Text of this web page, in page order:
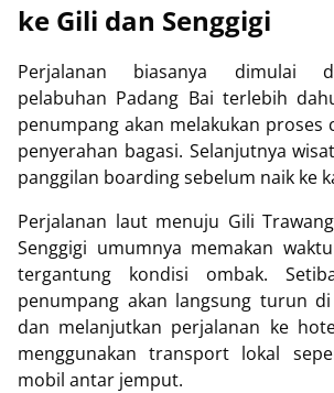
ke Gili dan Senggigi
Perjalanan biasanya dimulai
pelabuhan Padang Bai terlebih
penumpang akan melakukan proses
penyerahan bagasi. Selanjutnya
panggilan boarding sebelum naik ke
Perjalanan laut menuju Gili
Senggigi umumnya memakan
tergantung kondisi ombak.
penumpang akan langsung turun
dan melanjutkan perjalanan ke
menggunakan transport lokal
mobil antar jemput.